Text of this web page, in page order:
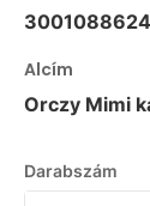
3001088624
Alcím
Orczy Mimi
Darabszám